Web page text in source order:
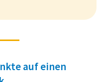
auf einen